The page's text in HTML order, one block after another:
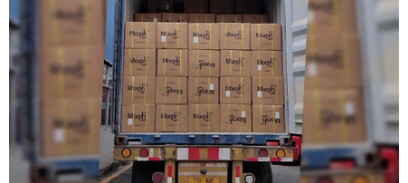
Cams
AccesoriosBody
(Portátiles)Cámaras
Dash
Cams
Videoporteros
e
Interfonos